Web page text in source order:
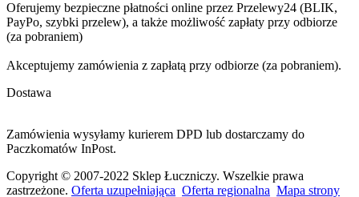
Oferujemy bezpieczne płatności online przez Przelewy24 (BLIK,
PayPo, szybki przelew), a także możliwość zapłaty przy odbiorze
(za pobraniem)
Akceptujemy zamówienia z zapłatą przy odbiorze (za pobraniem).
Dostawa
Zamówienia wysyłamy kurierem DPD lub dostarczamy do
Paczkomatów InPost.
Copyright © 2007-2022 Sklep Łuczniczy. Wszelkie prawa
zastrzeżone. Oferta uzupełniająca Oferta regionalna Mapa strony